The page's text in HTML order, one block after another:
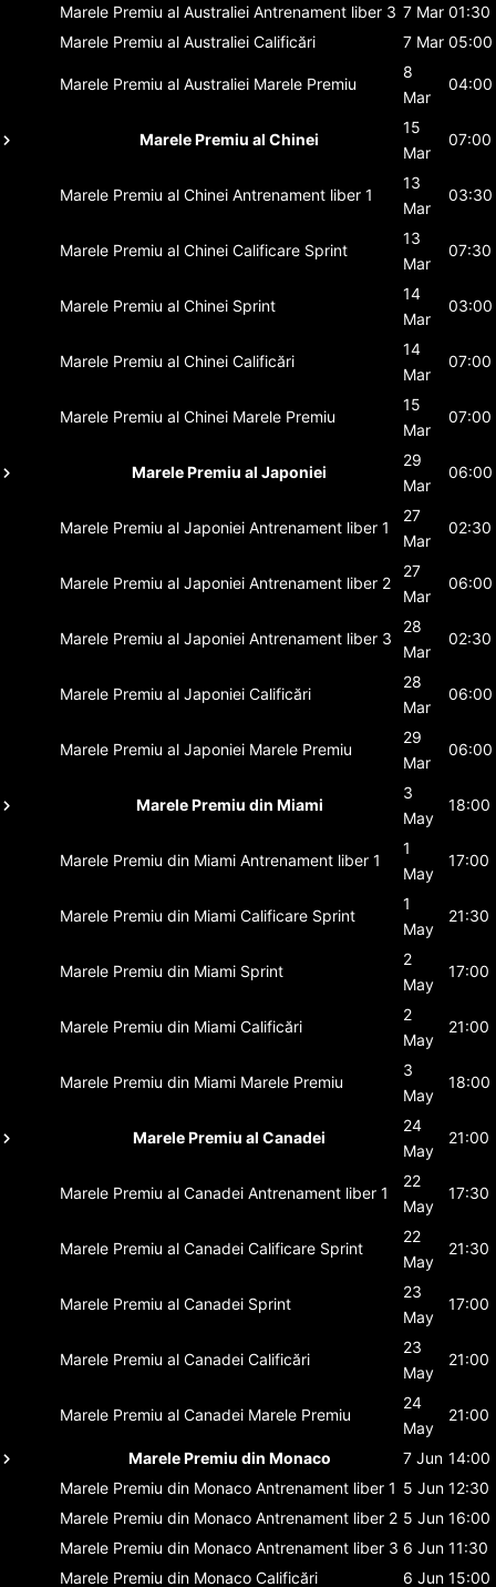
Marele Premiu al Australiei Antrenament liber 3 7 Mar 01:30
Marele Premiu al Australiei Calificări 7 Mar 05:00
Marele Premiu al Australiei Marele Premiu
8
Mar
04:00
Marele Premiu al Chinei
15
Mar
07:00
Marele Premiu al Chinei Antrenament liber 1
13
Mar
03:30
Marele Premiu al Chinei Calificare Sprint
13
Mar
07:30
Marele Premiu al Chinei Sprint
14
Mar
03:00
Marele Premiu al Chinei Calificări
14
Mar
07:00
Marele Premiu al Chinei Marele Premiu
15
Mar
07:00
Marele Premiu al Japoniei
29
Mar
06:00
Marele Premiu al Japoniei Antrenament liber 1
27
Mar
02:30
Marele Premiu al Japoniei Antrenament liber 2
27
Mar
06:00
Marele Premiu al Japoniei Antrenament liber 3
28
Mar
02:30
Marele Premiu al Japoniei Calificări
28
Mar
06:00
Marele Premiu al Japoniei Marele Premiu
29
Mar
06:00
Marele Premiu din Miami
3
May
18:00
Marele Premiu din Miami Antrenament liber 1
1
May
17:00
Marele Premiu din Miami Calificare Sprint
1
May
21:30
Marele Premiu din Miami Sprint
2
May
17:00
Marele Premiu din Miami Calificări
2
May
21:00
Marele Premiu din Miami Marele Premiu
3
May
18:00
Marele Premiu al Canadei
24
May
21:00
Marele Premiu al Canadei Antrenament liber 1
22
May
17:30
Marele Premiu al Canadei Calificare Sprint
22
May
21:30
Marele Premiu al Canadei Sprint
23
May
17:00
Marele Premiu al Canadei Calificări
23
May
21:00
Marele Premiu al Canadei Marele Premiu
24
May
21:00
Marele Premiu din Monaco 7 Jun 14:00
Marele Premiu din Monaco Antrenament liber 1 5 Jun 12:30
Marele Premiu din Monaco Antrenament liber 2 5 Jun 16:00
Marele Premiu din Monaco Antrenament liber 3 6 Jun 11:30
Marele Premiu din Monaco Calificări 6 Jun 15:00